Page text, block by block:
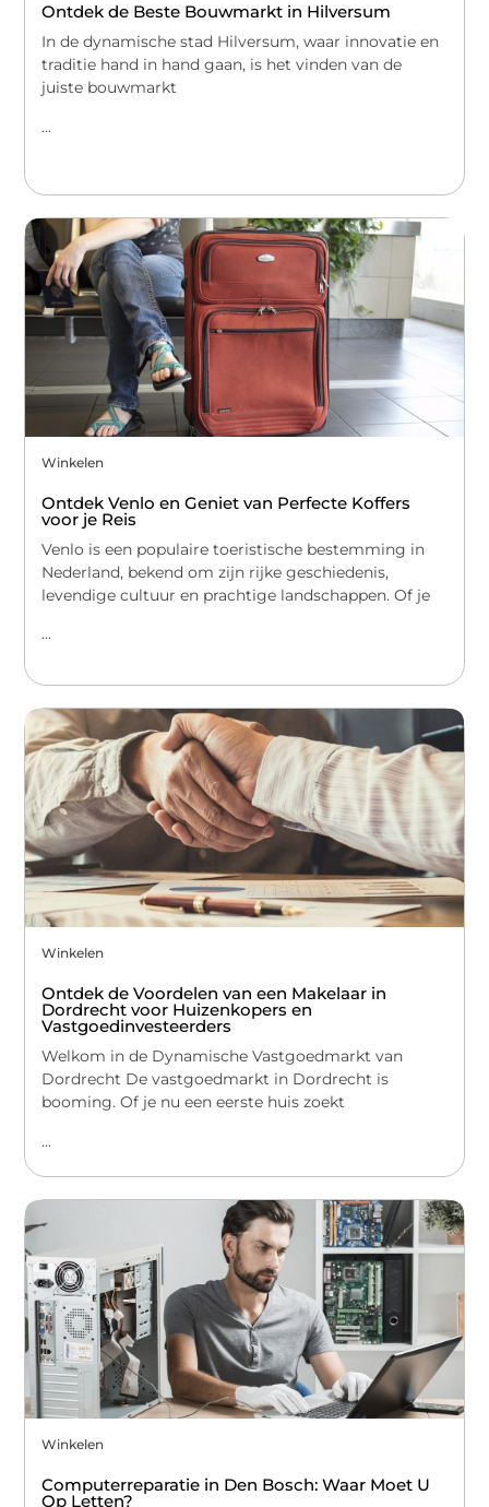
Ontdek de Beste Bouwmarkt in Hilversum
In de dynamische stad Hilversum, waar innovatie en
traditie hand in hand gaan, is het vinden van de
juiste bouwmarkt
...
Winkelen
Ontdek Venlo en Geniet van Perfecte Koffers
voor je Reis
Venlo is een populaire toeristische bestemming in
Nederland, bekend om zijn rijke geschiedenis,
levendige cultuur en prachtige landschappen. Of je
...
Winkelen
Ontdek de Voordelen van een Makelaar in
Dordrecht voor Huizenkopers en
Vastgoedinvesteerders
Welkom in de Dynamische Vastgoedmarkt van
Dordrecht De vastgoedmarkt in Dordrecht is
booming. Of je nu een eerste huis zoekt
...
Winkelen
Computerreparatie in Den Bosch: Waar Moet U
Op Letten?